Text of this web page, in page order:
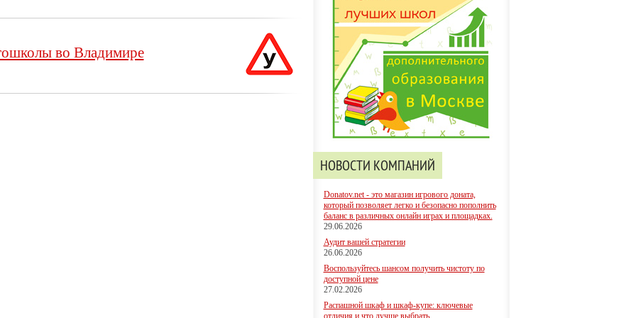
во Владимире
НОВОСТИ КОМПАНИЙ
Donatov.net - это магазин игрового доната,
который позволяет легко и безопасно пополнить
баланс в различных онлайн играх и площадках.
29.06.2026
Аудит вашей стратегии
26.06.2026
Воспользуйтесь шансом получить чистоту по
доступной цене
27.02.2026
Распашной шкаф и шкаф-купе: ключевые
отличия и что лучше выбрать